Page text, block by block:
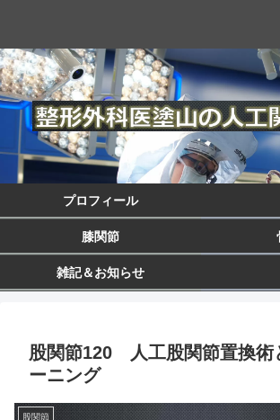
プロフィール
膝関節
雑記＆お知らせ
股関節120 人工股関節置換術
ーニング
股関節